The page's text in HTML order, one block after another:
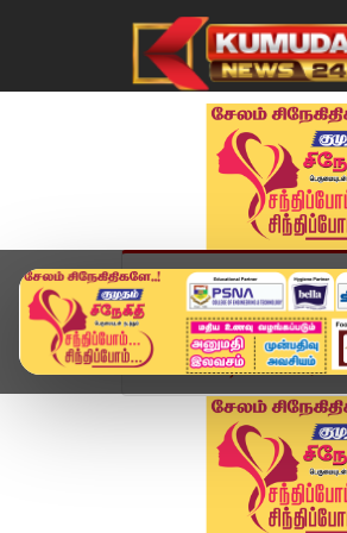
முகப்பு விளையாட்டு
Home வீடியோ ஸ்டோரி